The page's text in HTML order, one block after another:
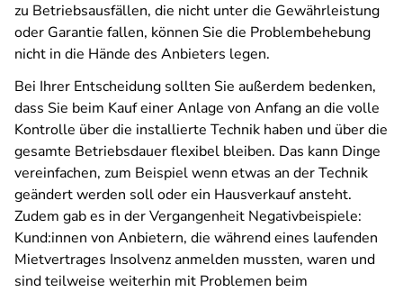
zu Betriebsausfällen, die nicht unter die Gewährleistung
oder Garantie fallen, können Sie die Problembehebung
nicht in die Hände des Anbieters legen.
Bei Ihrer Entscheidung sollten Sie außerdem bedenken,
dass Sie beim Kauf einer Anlage von Anfang an die volle
Kontrolle über die installierte Technik haben und über die
gesamte Betriebsdauer flexibel bleiben. Das kann Dinge
vereinfachen, zum Beispiel wenn etwas an der Technik
geändert werden soll oder ein Hausverkauf ansteht.
Zudem gab es in der Vergangenheit Negativbeispiele:
Kund:innen von Anbietern, die während eines laufenden
Mietvertrages Insolvenz anmelden mussten, waren und
sind teilweise weiterhin mit Problemen beim